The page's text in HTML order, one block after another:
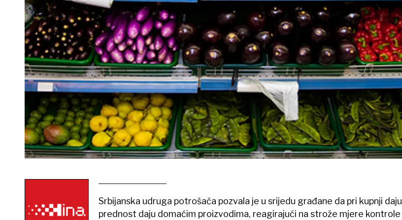
Srbijanska udruga potrošača pozvala je u srijedu građane da pri kupnji daju
prednost daju domaćim proizvodima, reagirajući na strože mjere kontrole